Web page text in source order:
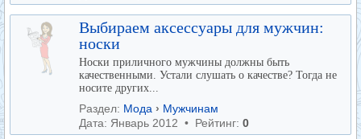
Выбираем аксессуары для мужчин:
носки
Носки приличного мужчины должны быть
качественными. Устали слушать о качестве? Тогда не
носите других...
Раздел: Мода › Мужчинам
Дата: Январь 2012 • Рейтинг: 0